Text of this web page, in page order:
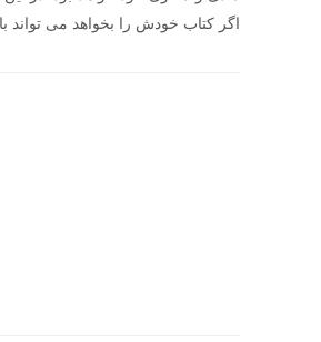
اگر کتاب خودش را بخواهد می تواند با تخفیف 50%